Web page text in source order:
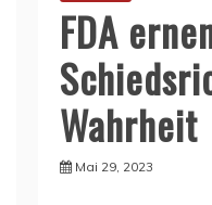
FDA
Wahrheit
Mai 29, 2023